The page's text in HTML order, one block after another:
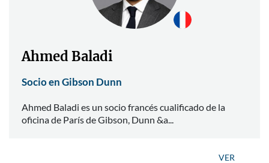
Ahmed Baladi
Socio en Gibson Dunn
Ahmed Baladi es un socio francés cualificado de la
oficina de París de Gibson, Dunn &a...
VER